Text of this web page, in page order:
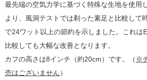
最先端の空気力学に基づく特殊な生地を使用
より、風洞テストでは剃った素足と比較して
で24ワット以上の節約を示しました。これは
比較しても大幅な改善となります。
カフの高さは8インチ（約20cm）です。（ ※
売はございません）